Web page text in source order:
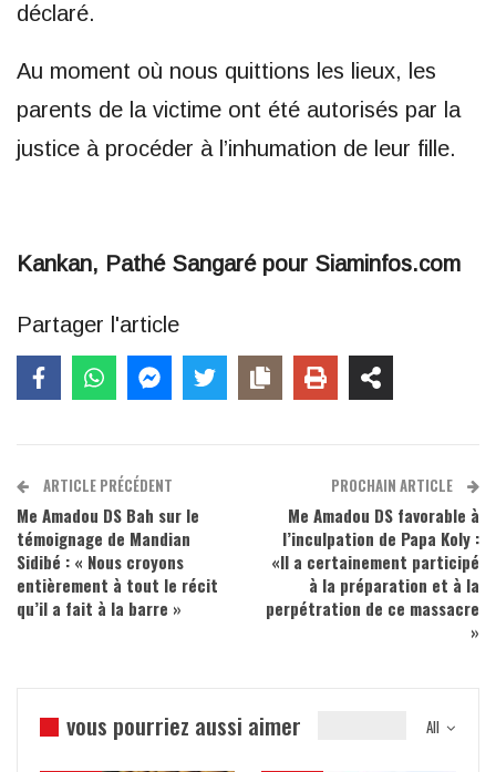
déclaré.
Au moment où nous quittions les lieux, les
parents de la victime ont été autorisés par la
justice à procéder à l’inhumation de leur fille.
Kankan, Pathé Sangaré pour Siaminfos.com
Partager l'article
ARTICLE PRÉCÉDENT
Me Amadou DS Bah sur le
témoignage de Mandian
Sidibé : « Nous croyons
entièrement à tout le récit
qu’il a fait à la barre »
PROCHAIN ARTICLE
Me Amadou DS favorable à
l’inculpation de Papa Koly :
«Il a certainement participé
à la préparation et à la
perpétration de ce massacre
»
All
vous pourriez aussi aimer